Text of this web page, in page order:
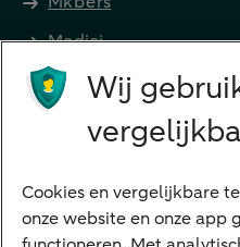
Medici
Advocaten en
Diensten
VraagHugo
Wij
Cookies en vergelijkbare
onze website en onze app